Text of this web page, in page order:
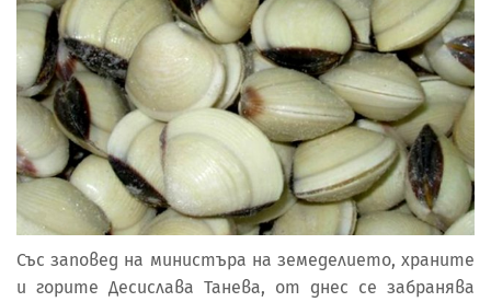
Със заповед на министъра на земеделието, храните
и горите Десислава Танева, от днес се забранява